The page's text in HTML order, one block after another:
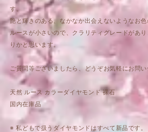
す。
艶と輝きのある、なかなか出会えないようなお色
ルースが小さいので、クラリティグレードがあ
りかと思います。
ご質問等ございましたら、どうぞお気軽にお問
天然 ルース カラーダイヤモンド 裸石
国内在庫品
※ 私どもで扱うダイヤモンドはすべて新品です。